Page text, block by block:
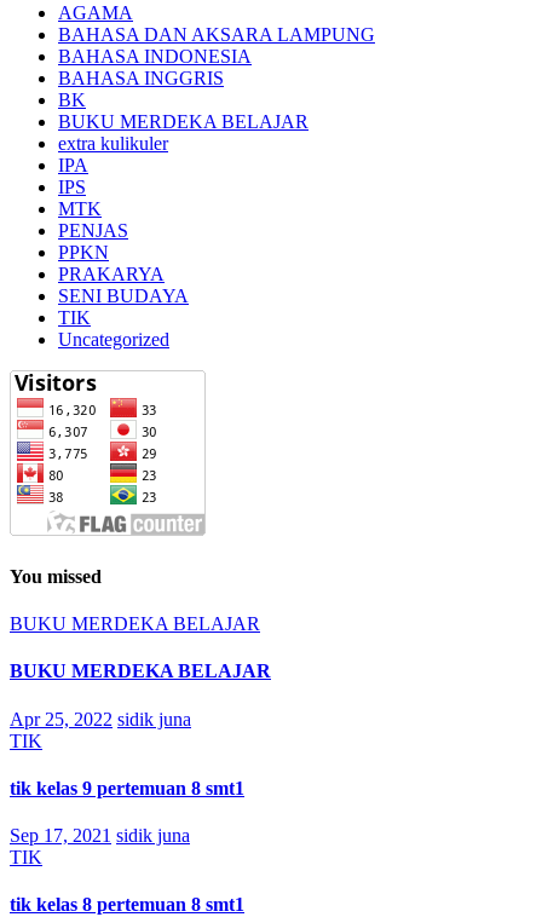
AGAMA
BAHASA DAN AKSARA LAMPUNG
BAHASA INDONESIA
BAHASA INGGRIS
BK
BUKU MERDEKA BELAJAR
extra kulikuler
IPA
IPS
MTK
PENJAS
PPKN
PRAKARYA
SENI BUDAYA
TIK
Uncategorized
You missed
BUKU MERDEKA BELAJAR
BUKU MERDEKA BELAJAR
Apr 25, 2022 sidik juna
TIK
tik kelas 9 pertemuan 8 smt1
Sep 17, 2021 sidik juna
TIK
tik kelas 8 pertemuan 8 smt1